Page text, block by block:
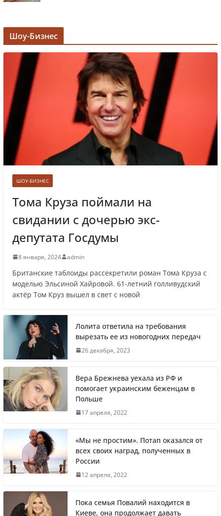
Задержана мэр Кургана Елена Ситникова, в
её кабинете прошли обыски
Лолита ответила на требования вырезать
ее из новогодних передач
Врач назвал самые вредные продукты для
Врачи рассказали о состоянии младенца,
которого бросили замерзать на остановке
Названы регионы России, где
продолжилась мобилизация
Что заявил многолетний друг Путина
Житель Швеции продал яхту и купил
Вера Брежнева уехала из РФ и помогает
Шоу-Бизнес
ШОУ-БИЗНЕС
Тома Круза поймали на
свидании с дочерью экс-
депутата Госдумы
8 января, 2024 admin
Британские таблоиды рассекретили роман Тома Круза с
моделью Эльсиной Хайровой. 61-летний голливудский
актёр Том Круз вышел в свет с новой
Лолита ответила на требования
вырезать ее из новогодних передач
26 декабря, 2023
Вера Брежнева уехала из РФ и
помогает украинским беженцам в
Польше
17 апреля, 2022
«Мы не простим». Потап оказался от
всех своих наград, полученных в
России
12 апреля, 2022
Пока семья Повалий находится в
Киеве, она продолжает давать